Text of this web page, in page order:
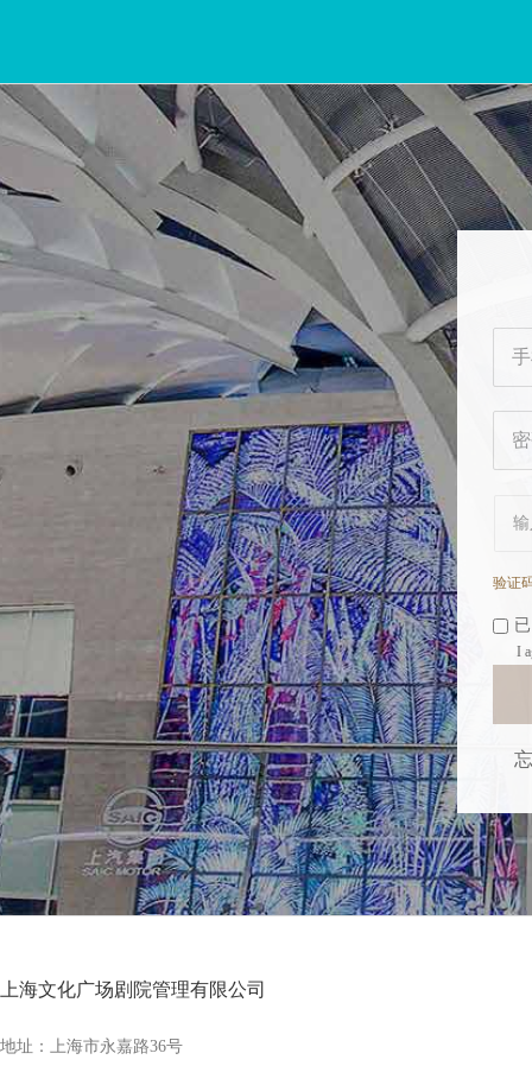
验证
I
上海文化广场剧院管理有限公司
地址：上海市永嘉路36号